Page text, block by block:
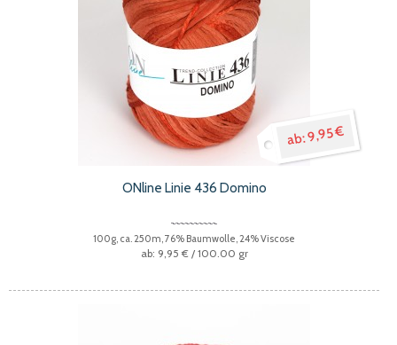
9,95 €
ONline Linie 436 Domino
100g, ca. 250m, 76% Baumwolle, 24% Viscose
9,95 € / 100.00 gr